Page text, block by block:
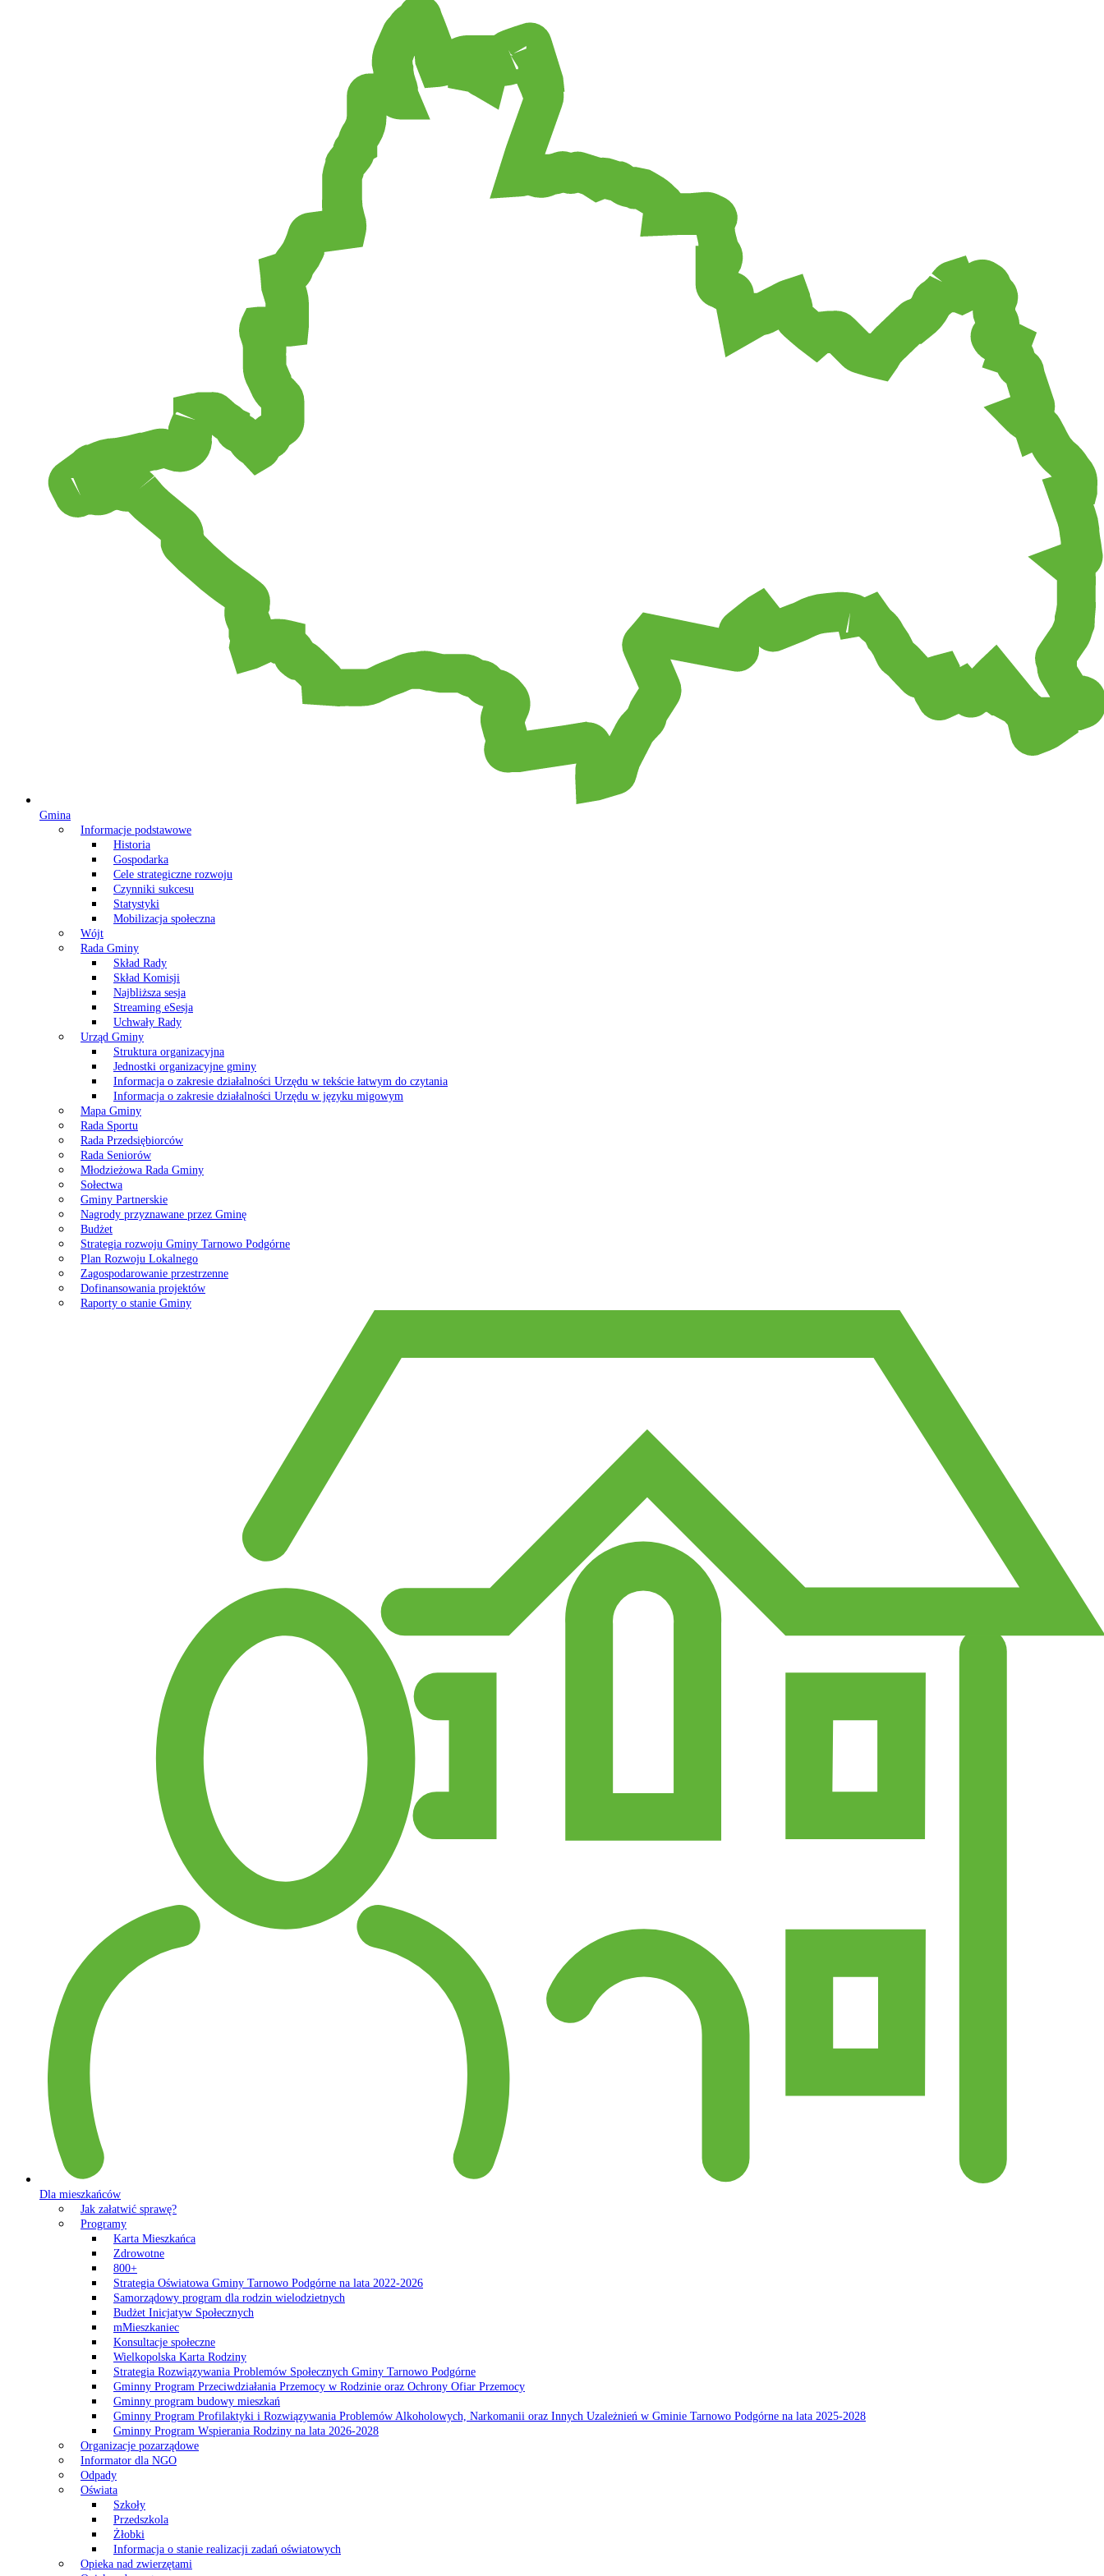
Gmina
Informacje podstawowe
Historia
Gospodarka
Cele strategiczne rozwoju
Czynniki sukcesu
Statystyki
Mobilizacja społeczna
Wójt
Rada Gminy
Skład Rady
Skład Komisji
Najbliższa sesja
Streaming eSesja
Uchwały Rady
Urząd Gminy
Struktura organizacyjna
Jednostki organizacyjne gminy
Informacja o zakresie działalności Urzędu w tekście łatwym do czytania
Informacja o zakresie działalności Urzędu w języku migowym
Mapa Gminy
Rada Sportu
Rada Przedsiębiorców
Rada Seniorów
Młodzieżowa Rada Gminy
Sołectwa
Gminy Partnerskie
Nagrody przyznawane przez Gminę
Budżet
Strategia rozwoju Gminy Tarnowo Podgórne
Plan Rozwoju Lokalnego
Zagospodarowanie przestrzenne
Dofinansowania projektów
Raporty o stanie Gminy
Dla mieszkańców
Jak załatwić sprawę?
Programy
Karta Mieszkańca
Zdrowotne
800+
Strategia Oświatowa Gminy Tarnowo Podgórne na lata 2022-2026
Samorządowy program dla rodzin wielodzietnych
Budżet Inicjatyw Społecznych
mMieszkaniec
Konsultacje społeczne
Wielkopolska Karta Rodziny
Strategia Rozwiązywania Problemów Społecznych Gminy Tarnowo Podgórne
Gminny Program Przeciwdziałania Przemocy w Rodzinie oraz Ochrony Ofiar Przemocy
Gminny program budowy mieszkań
Gminny Program Profilaktyki i Rozwiązywania Problemów Alkoholowych, Narkomanii oraz Innych Uzależnień w Gminie Tarnowo Podgórne na lata 2025-2028
Gminny Program Wspierania Rodziny na lata 2026-2028
Organizacje pozarządowe
Informator dla NGO
Odpady
Oświata
Szkoły
Przedszkola
Żłobki
Informacja o stanie realizacji zadań oświatowych
Opieka nad zwierzętami